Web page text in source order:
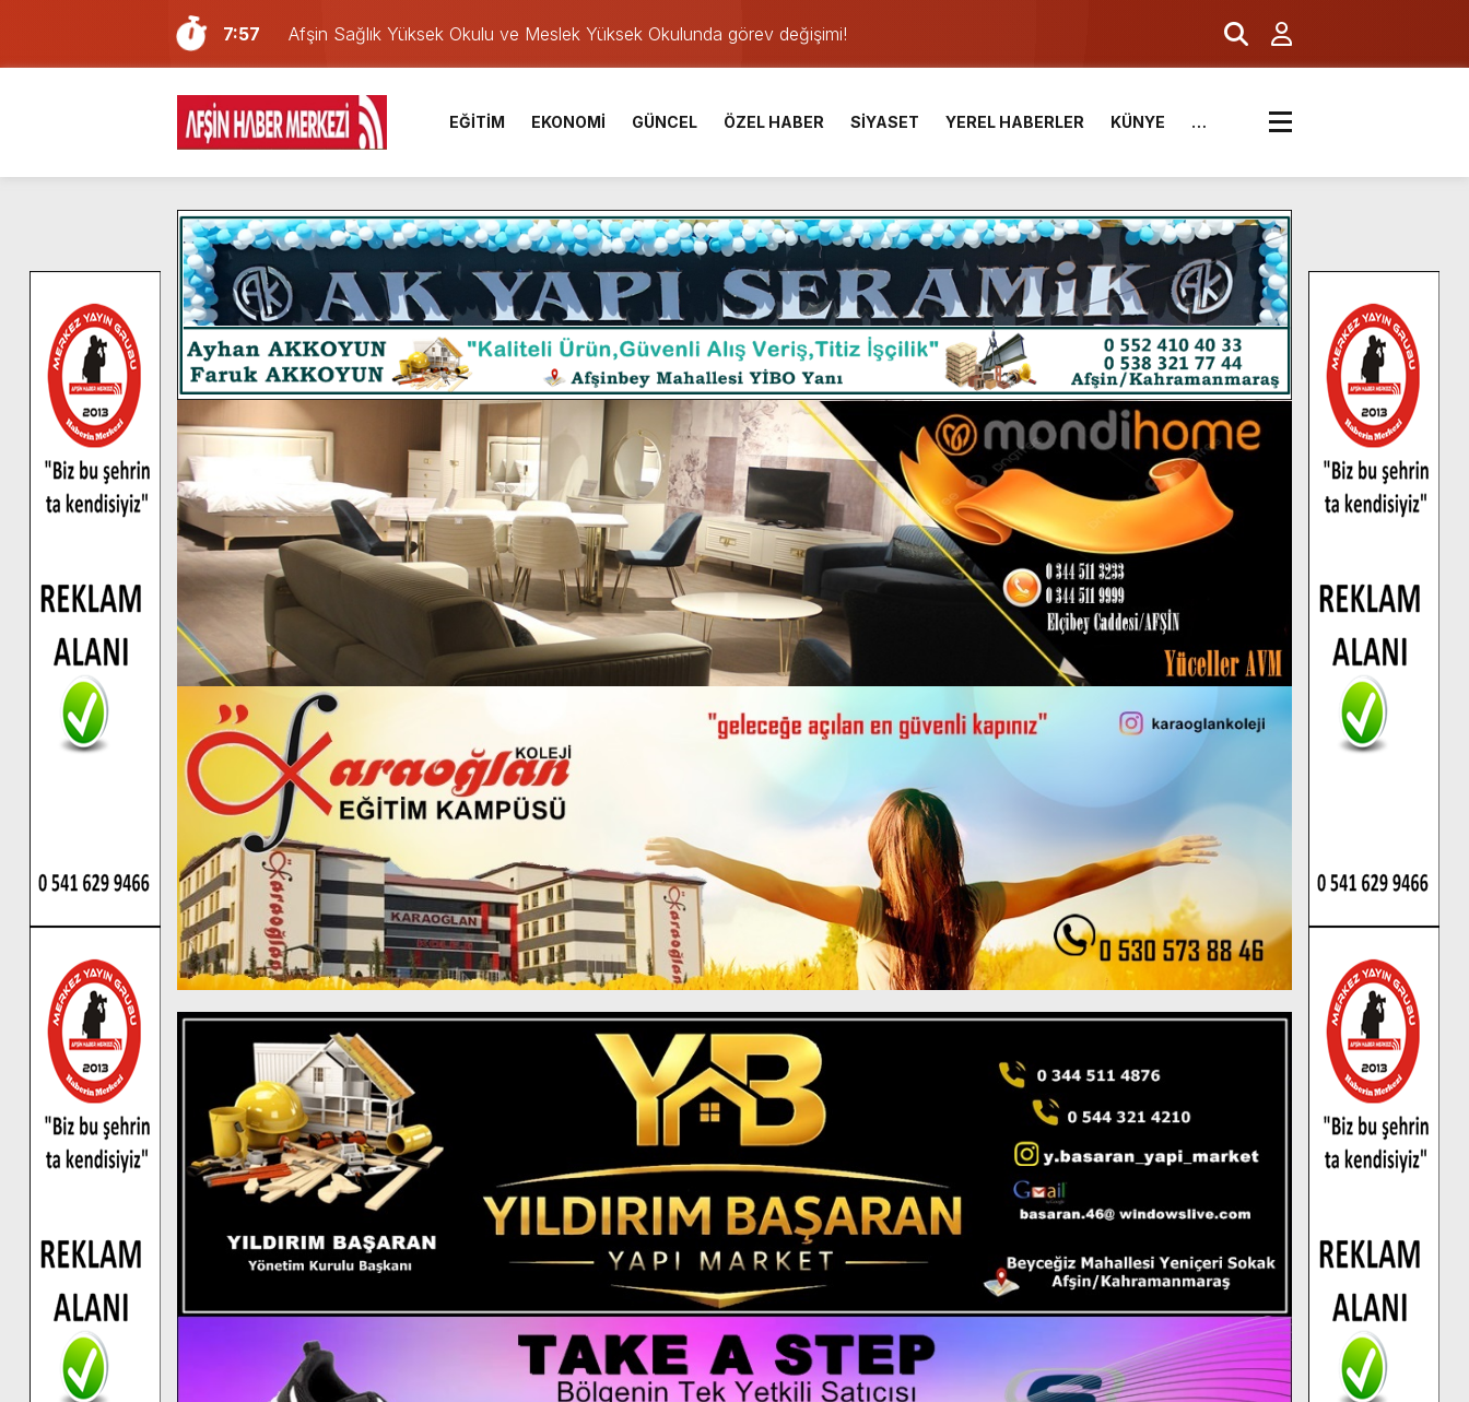
7:57
Afşin Sağlık Yüksek Okulu ve Meslek Yüksek Okulunda görev değişimi!
6:31
Onikişubat Belediyesi’nin Üniversite Hazırlık Kursu başvurularında son gün 7 Ağustos.
16:10
Uluslararası Bisiklet Yarışması’nda En Zorlu Etap Tamamlandı.
13:27
NOTER ONAYLI TYP LİSTESİ YAYINLANDI.
11:22
KAFUM Fuar Alanı Bulut ve Yavuz’un Ezgileriyle Şenlendi.
8:06
Afşinli bir hemşehrimizin de olduğu Filistin Konvoyu, güçlenerek ilerliyor.
14:05
Madrigal, Perşembe Günü KAFUM’da Sahne Alacak.
7:39
KEDİNİZ Mİ VAR?
7:27
Cumhurbaşkanı Erdoğan, Ayser Çalık Ortaokulu Şehitlerinin Aileleriyle Bir Araya Geldi.
8:58
GÖZYAŞI RAHMETTİR
EĞİTİM EKONOMİ GÜNCEL ÖZEL HABER SİYASET YEREL HABERLER KÜNYE …